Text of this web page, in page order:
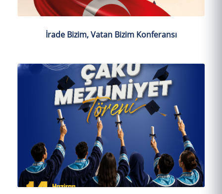
İrade Bizim, Vatan Bizim Konferansı